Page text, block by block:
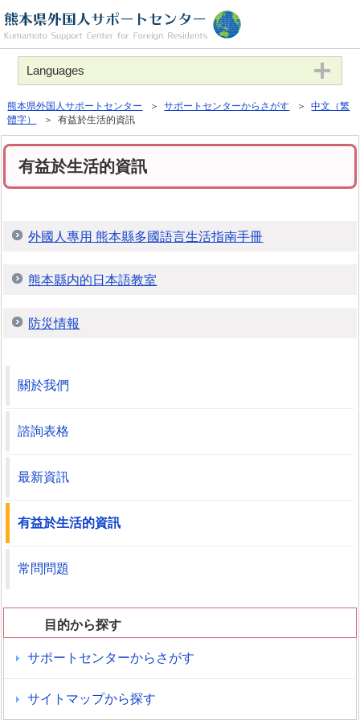
Languages
熊本県外国人サポートセンター ＞サポートセンターからさがす ＞中文（繁
體字）
＞ 有益於生活的資訊
有益於生活的資訊
外國人專用 熊本縣多國語言生活指南手冊
熊本縣内的日本語教室
防災情報
關於我們
諮詢表格
最新資訊
有益於生活的資訊
常問問題
目的から探す
サポートセンターからさがす
サイトマップから探す